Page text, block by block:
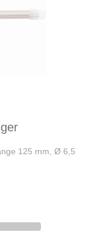
125 mm, Ø 6,5